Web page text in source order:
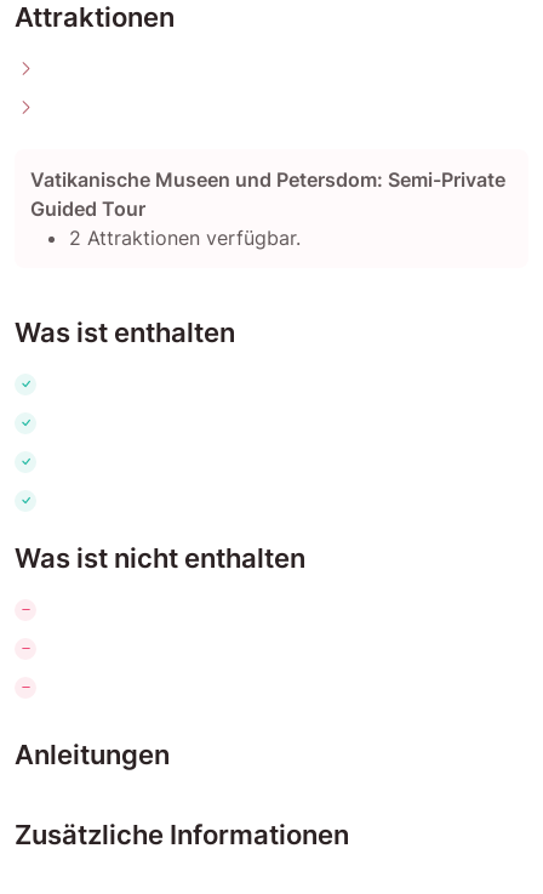
Attraktionen
Vatikanische Museen und Petersdom: Semi-Private
Guided Tour
2 Attraktionen verfügbar.
Was ist enthalten
Was ist nicht enthalten
Anleitungen
Zusätzliche Informationen